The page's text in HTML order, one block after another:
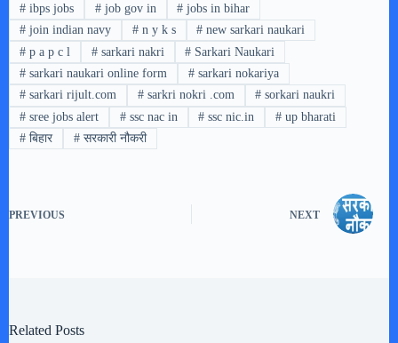
#ibps jobs #job gov in # jobs in bihar
#join indian navy #n y k s # new sarkari naukari
#p a p c l #sarkari nakri # Sarkari Naukari
#sarkari naukari online form #sarkari nokariya
#sarkari rijult.com #sarkri nokri .com # sorkari naukri
#sree jobs alert #ssc nac in # ssc nic.in # up bharati
#बिहार #सरकारी नौकरी
PREVIOUS NEXT
Related Posts